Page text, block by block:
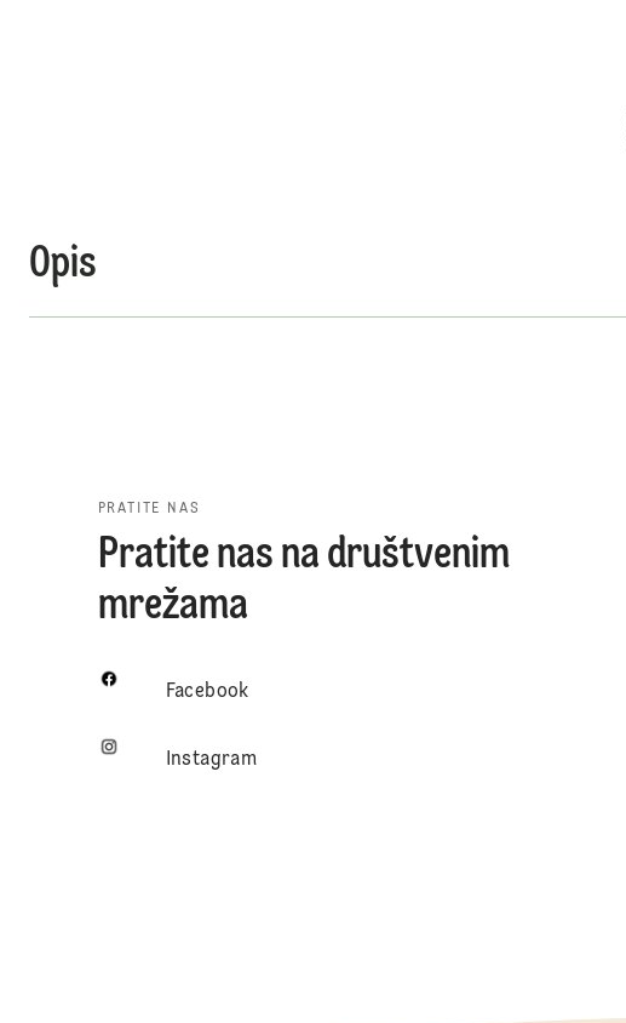
Opis
PRATITE NAS
Pratite nas na društvenim
mrežama
Facebook
Instagram